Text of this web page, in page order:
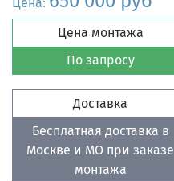
Цена монтажа
По запросу
Доставка
Бесплатная доставка в
Москве и МО при заказе
монтажа